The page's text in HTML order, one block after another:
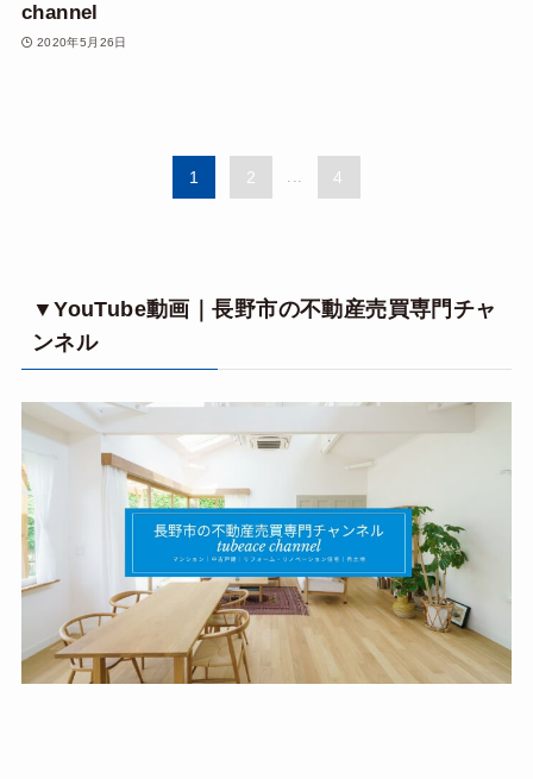
channel
2020年5月26日
1 2 4
▼YouTube動画｜長野市の不動産売買専門チャ
ンネル